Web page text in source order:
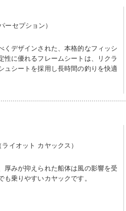
ーセプション）
くデザインされた、本格的なフィッシ
性に優れるフレームシートは、リクラ
ュシートを採用し長時間の釣りを快適
イオット カヤックス）
厚みが抑えられた船体は風の影響を受
乗りやすいカヤックです。